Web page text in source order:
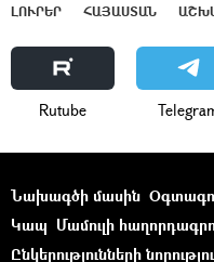
ԼՈՒՐԵՐ ՀԱՅԱՍՏԱՆ
Rutube
Նախագծի մասին
Կապ Մամուլի
Ընկերությունների